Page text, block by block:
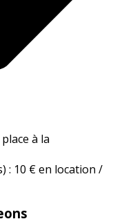
à la
: 10 € en location /